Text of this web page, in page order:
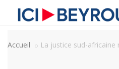
Accueil La justice sud-africaine